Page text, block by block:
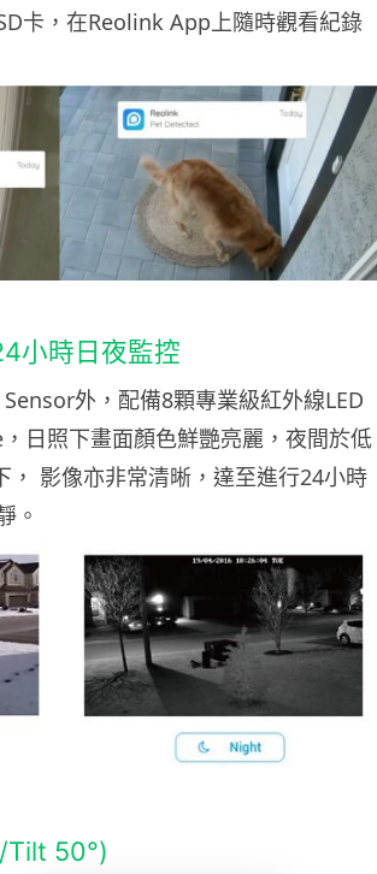
卡，在Reolink App上隨時觀看紀錄
小時日夜監控
外，配備8顆專業級紅外線LED
日照下畫面顏色鮮艷亮麗，夜間於低
， 影像亦非常清晰，達至進行24小時
。
Tilt 50°)